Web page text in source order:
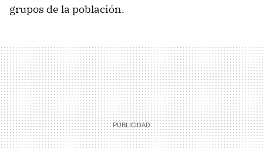
grupos de la población.